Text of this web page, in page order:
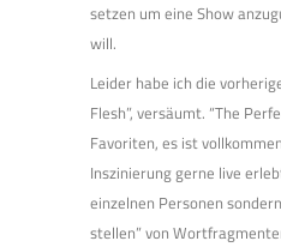
setzen um eine Show
will.
Leider habe ich die
Flesh”, versäumt. “The
Favoriten, es ist
Inszinierung gerne live
einzelnen Personen
stellen” von